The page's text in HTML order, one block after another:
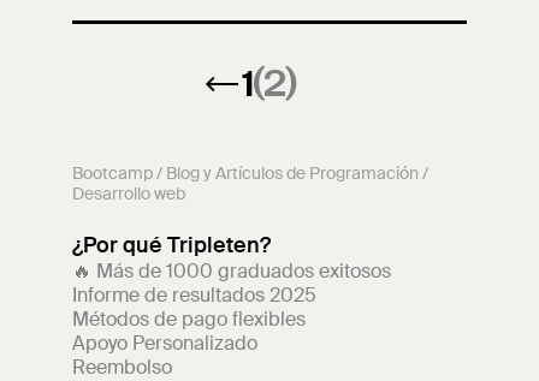
←1(2)
Bootcamp/ Blog y Artículos de Programación /
Desarrollo web
¿Por qué Tripleten?
🔥 Más de 1000 graduados exitosos
Informe de resultados 2025
Métodos de pago flexibles
Apoyo Personalizado
Reembolso